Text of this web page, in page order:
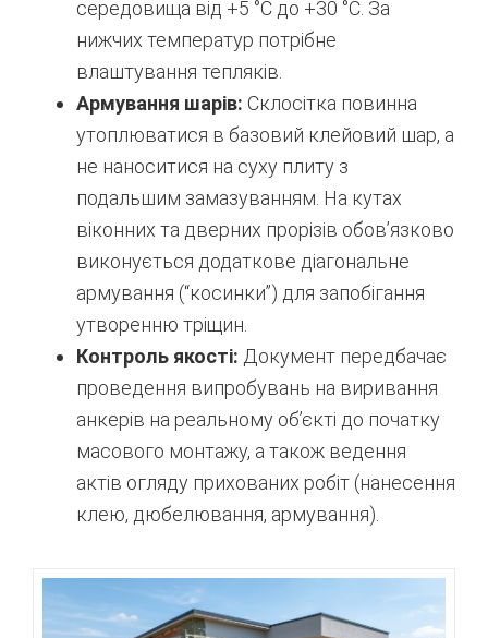
середовища від +5 °C до +30 °C. За
нижчих температур потрібне
влаштування тепляків.
Армування шарів: Склосітка повинна
утоплюватися в базовий клейовий шар, а
не наноситися на суху плиту з
подальшим замазуванням. На кутах
віконних та дверних прорізів обов’язково
виконується додаткове діагональне
армування (“косинки”) для запобігання
утворенню тріщин.
Контроль якості: Документ передбачає
проведення випробувань на виривання
анкерів на реальному об’єкті до початку
масового монтажу, а також ведення
актів огляду прихованих робіт (нанесення
клею, дюбелювання, армування).